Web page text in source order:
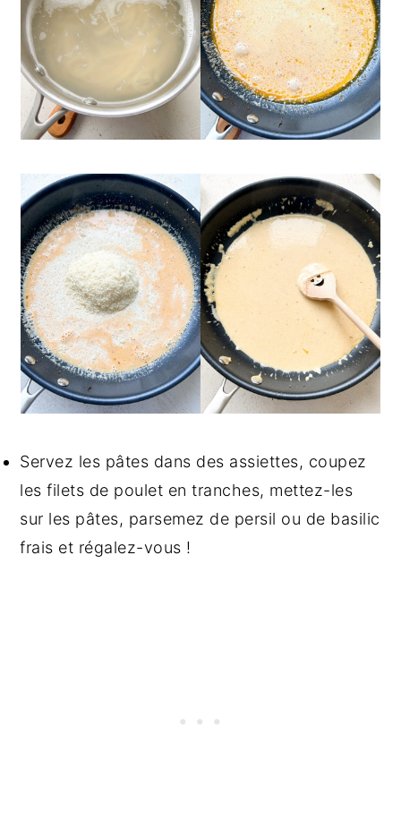
Servez les pâtes dans des assiettes, coupez
les filets de poulet en tranches, mettez-les
sur les pâtes, parsemez de persil ou de basilic
frais et régalez-vous !